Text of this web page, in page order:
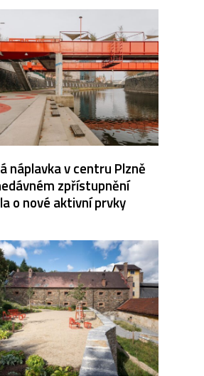
náplavka v centru Plzně
zpřístupnění
o nové aktivní prvky